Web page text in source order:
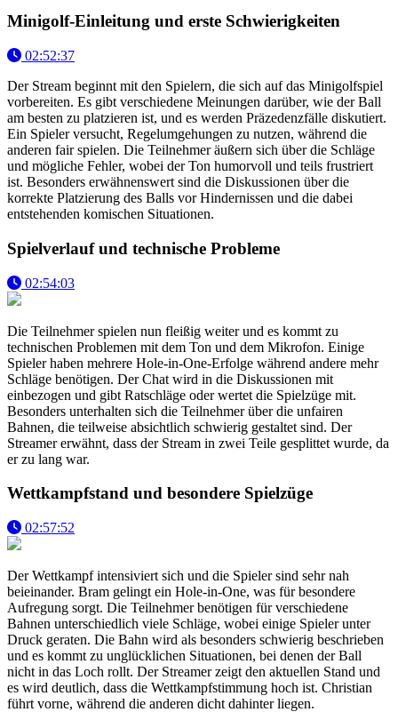
Minigolf-Einleitung und erste Schwierigkeiten
02:52:37
Der Stream beginnt mit den Spielern, die sich auf das Minigolfspiel
vorbereiten. Es gibt verschiedene Meinungen darüber, wie der Ball
am besten zu platzieren ist, und es werden Präzedenzfälle diskutiert.
Ein Spieler versucht, Regelumgehungen zu nutzen, während die
anderen fair spielen. Die Teilnehmer äußern sich über die Schläge
und mögliche Fehler, wobei der Ton humorvoll und teils frustriert
ist. Besonders erwähnenswert sind die Diskussionen über die
korrekte Platzierung des Balls vor Hindernissen und die dabei
entstehenden komischen Situationen.
Spielverlauf und technische Probleme
02:54:03
Die Teilnehmer spielen nun fleißig weiter und es kommt zu
technischen Problemen mit dem Ton und dem Mikrofon. Einige
Spieler haben mehrere Hole-in-One-Erfolge während andere mehr
Schläge benötigen. Der Chat wird in die Diskussionen mit
einbezogen und gibt Ratschläge oder wertet die Spielzüge mit.
Besonders unterhalten sich die Teilnehmer über die unfairen
Bahnen, die teilweise absichtlich schwierig gestaltet sind. Der
Streamer erwähnt, dass der Stream in zwei Teile gesplittet wurde, da
er zu lang war.
Wettkampfstand und besondere Spielzüge
02:57:52
Der Wettkampf intensiviert sich und die Spieler sind sehr nah
beieinander. Bram gelingt ein Hole-in-One, was für besondere
Aufregung sorgt. Die Teilnehmer benötigen für verschiedene
Bahnen unterschiedlich viele Schläge, wobei einige Spieler unter
Druck geraten. Die Bahn wird als besonders schwierig beschrieben
und es kommt zu unglücklichen Situationen, bei denen der Ball
nicht in das Loch rollt. Der Streamer zeigt den aktuellen Stand und
es wird deutlich, dass die Wettkampfstimmung hoch ist. Christian
führt vorne, während die anderen dicht dahinter liegen.